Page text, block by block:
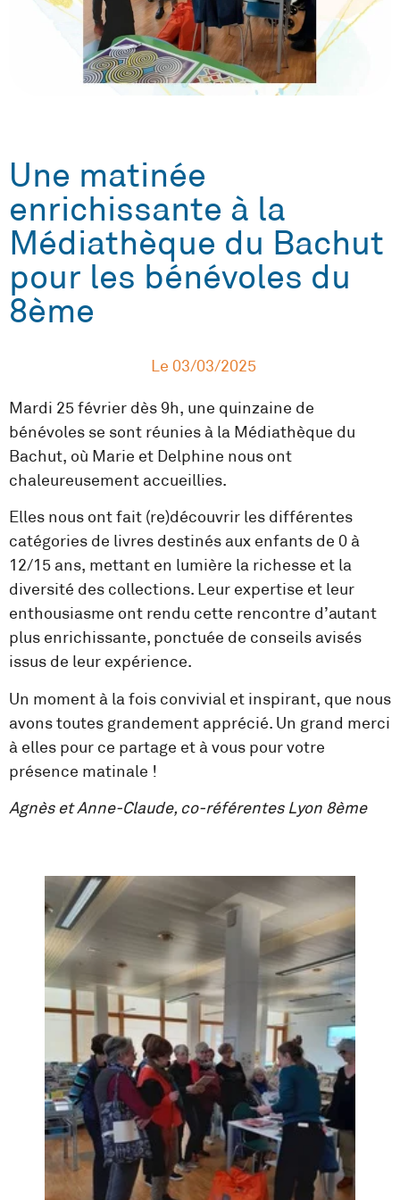
Une matinée
enrichissante à la
Médiathèque du Bachut
pour les bénévoles du
8ème
Le 03/03/2025
Mardi 25 février dès 9h, une quinzaine de
bénévoles se sont réunies à la Médiathèque du
Bachut, où Marie et Delphine nous ont
chaleureusement accueillies.
Elles nous ont fait (re)découvrir les différentes
catégories de livres destinés aux enfants de 0 à
12/15 ans, mettant en lumière la richesse et la
diversité des collections. Leur expertise et leur
enthousiasme ont rendu cette rencontre d’autant
plus enrichissante, ponctuée de conseils avisés
issus de leur expérience.
Un moment à la fois convivial et inspirant, que nous
avons toutes grandement apprécié. Un grand merci
à elles pour ce partage et à vous pour votre
présence matinale !
Agnès et Anne-Claude, co-référentes Lyon 8ème